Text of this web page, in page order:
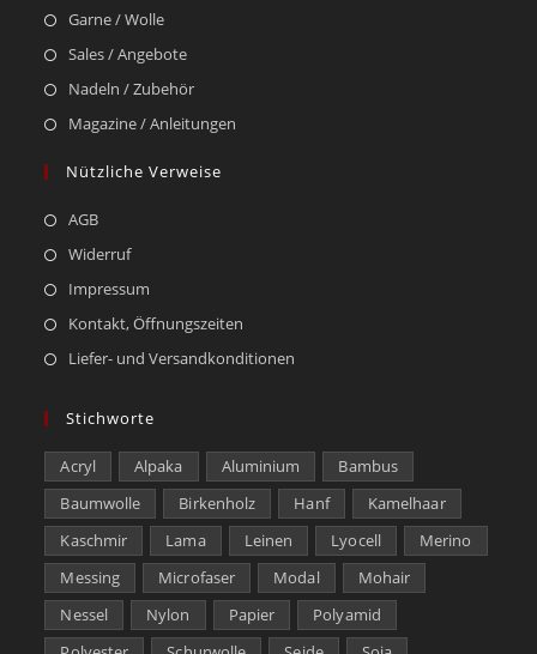
Garne / Wolle
Sales / Angebote
Nadeln / Zubehör
Magazine / Anleitungen
Nützliche Verweise
AGB
Widerruf
Impressum
Kontakt, Öffnungszeiten
Liefer- und Versandkonditionen
Stichworte
Acryl Alpaka Aluminium
Bambus
Baumwolle
Birkenholz Hanf
Kamelhaar
Kaschmir
Lama Leinen Lyocell
Merino
Messing
Microfaser Modal
Mohair
Nessel
Nylon Papier
Polyamid